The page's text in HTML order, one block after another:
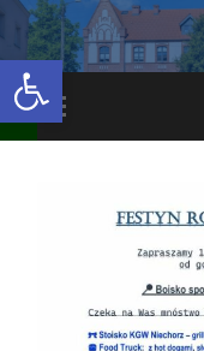
Open toolbar
Toggle
mobile